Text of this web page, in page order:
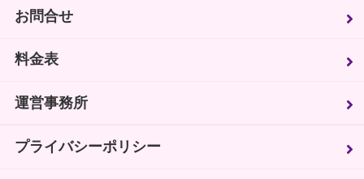
お問合せ
料金表
運営事務所
プライバシーポリシー